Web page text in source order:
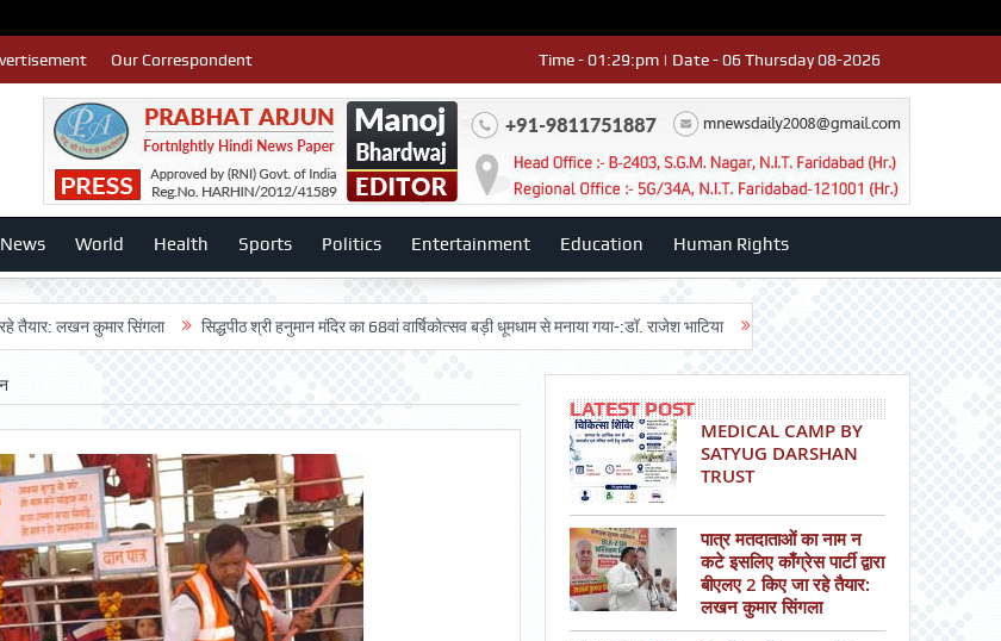
Our Correspondent Time - 01:29:pm | Date - 06 Thursday 08-2026
World Health Sports Politics Entertainment Education Human Rights
कुमार सिंगला सिद्धपीठ श्री हनुमान मंदिर का 68वां वार्षिकोत्सव बड़ी धूमधाम से मनाया गया-:डॉ. राजेश भाटिया Admission advertisment श्री हनुमान
LATEST POST
MEDICAL CAMP BY
SATYUG DARSHAN
TRUST
पात्र मतदाताओं का नाम न
कटे इसलिए काँग्रेस पार्टी द्वारा
बीएलए 2 किए जा रहे तैयार:
लखन कुमार सिंगला